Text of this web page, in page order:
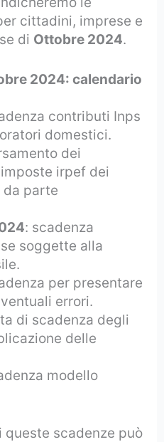
cittadini, imprese e
di Ottobre 2024.
2024: calendario
contributi Inps
domestici.
dei
irpef dei
parte
: scadenza
soggette alla
per presentare
errori.
di scadenza degli
delle
modello
scadenze può